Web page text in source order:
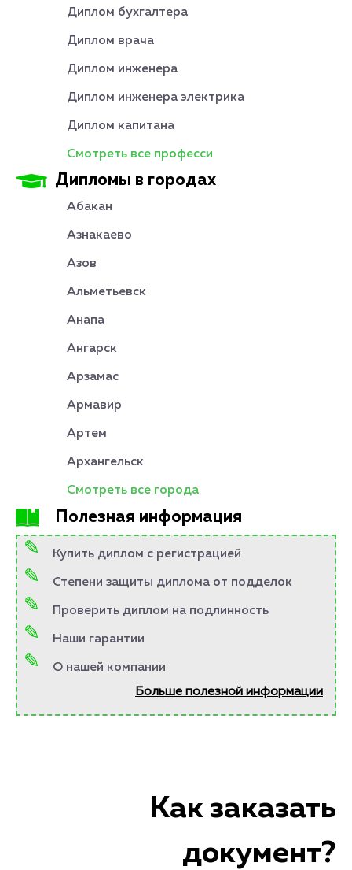
Диплом бухгалтера
Диплом врача
Диплом инженера
Диплом инженера электрика
Диплом капитана
Смотреть все професси
Дипломы в городах
Абакан
Азнакаево
Азов
Альметьевск
Анапа
Ангарск
Арзамас
Армавир
Артем
Архангельск
Смотреть все города
Полезная информация
Купить диплом с регистрацией
Степени защиты диплома от подделок
Проверить диплом на подлинность
Наши гарантии
О нашей компании
Больше полезной информации
Как заказать
документ?